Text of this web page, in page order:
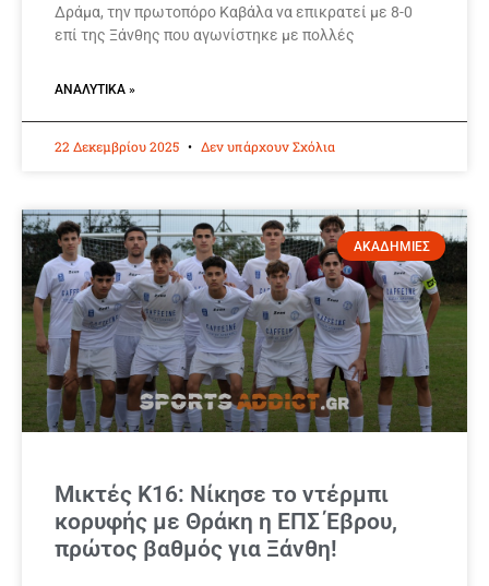
Δράμα, την πρωτοπόρο Καβάλα να επικρατεί με 8-0
επί της Ξάνθης που αγωνίστηκε με πολλές
ΑΝΑΛΥΤΙΚΆ »
22 Δεκεμβρίου 2025 Δεν υπάρχουν Σχόλια
ΑΚΑΔΗΜΙΕΣ
Μικτές Κ16: Νίκησε το ντέρμπι
κορυφής με Θράκη η ΕΠΣ Έβρου,
πρώτος βαθμός για Ξάνθη!